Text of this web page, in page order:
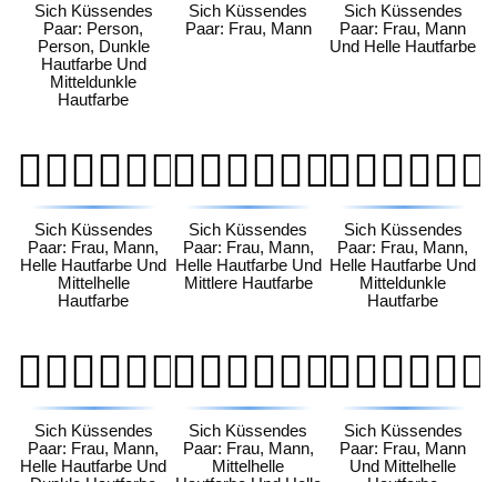
Sich Küssendes
Paar: Person,
Person, Dunkle
Hautfarbe Und
Mitteldunkle
Hautfarbe
Sich Küssendes
Paar: Frau, Mann
Sich Küssendes
Paar: Frau, Mann
Und Helle Hautfarbe
👩🏻‍❤️‍💋‍👨🏼
Sich Küssendes
Paar: Frau, Mann,
Helle Hautfarbe Und
Mittelhelle
Hautfarbe
👩🏻‍❤️‍💋‍👨🏽
Sich Küssendes
Paar: Frau, Mann,
Helle Hautfarbe Und
Mittlere Hautfarbe
👩🏻‍❤️‍💋‍👨🏾
Sich Küssendes
Paar: Frau, Mann,
Helle Hautfarbe Und
Mitteldunkle
Hautfarbe
👩🏻‍❤️‍💋‍👨🏿
Sich Küssendes
Paar: Frau, Mann,
Helle Hautfarbe Und
👩🏼‍❤️‍💋‍👨🏻
Sich Küssendes
Paar: Frau, Mann,
Mittelhelle
👩🏼‍❤️‍💋‍👨🏼
Sich Küssendes
Paar: Frau, Mann
Und Mittelhelle